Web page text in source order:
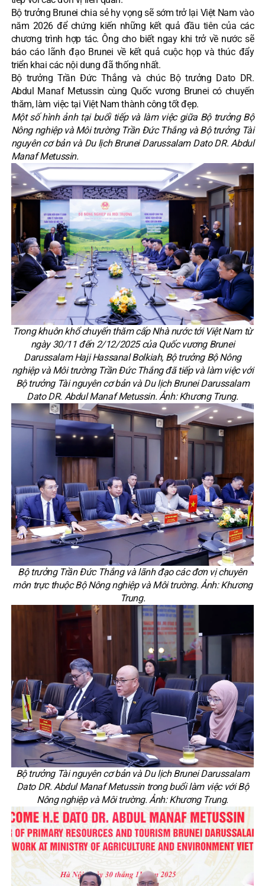
Bộ trưởng Brunei chia sẻ hy vọng sẽ sớm trở lại Việt Nam vào
năm 2026 để chứng kiến những kết quả đầu tiên của các
chương trình hợp tác. Ông cho biết ngay khi trở về nước sẽ
báo cáo lãnh đạo Brunei về kết quả cuộc họp và thúc đẩy
triển khai các nội dung đã thống nhất.
Bộ trưởng Trần Đức Thắng và chúc Bộ trưởng Dato DR.
Abdul Manaf Metussin cùng Quốc vương Brunei có chuyến
thăm, làm việc tại Việt Nam thành công tốt đẹp.
Một số hình ảnh tại buổi tiếp và làm việc giữa Bộ trưởng Bộ
Nông nghiệp và Môi trường Trần Đức Thắng và Bộ trưởng Tài
nguyên cơ bản và Du lịch Brunei Darussalam Dato DR. Abdul
Manaf Metussin.
Trong khuôn khổ chuyến thăm cấp Nhà nước tới Việt Nam từ
ngày 30/11 đến 2/12/2025 của Quốc vương Brunei
Darussalam Haji Hassanal Bolkiah, Bộ trưởng Bộ Nông
nghiệp và Môi trường Trần Đức Thắng đã tiếp và làm việc với
Bộ trưởng Tài nguyên cơ bản và Du lịch Brunei Darussalam
Dato DR. Abdul Manaf Metussin. Ảnh: Khương Trung.
Bộ trưởng Trần Đức Thắng và lãnh đạo các đơn vị chuyên
môn trực thuộc Bộ Nông nghiệp và Môi trường. Ảnh: Khương
Trung.
Bộ trưởng Tài nguyên cơ bản và Du lịch Brunei Darussalam
Dato DR. Abdul Manaf Metussin trong buổi làm việc với Bộ
Nông nghiệp và Môi trường. Ảnh: Khương Trung.